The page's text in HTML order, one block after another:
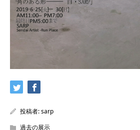
投稿者:sarp
過去の展示